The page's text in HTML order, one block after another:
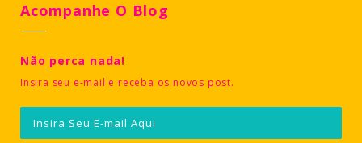
Acompanhe O Blog
Não perca nada!
Insira seu e-mail e receba os novos post.